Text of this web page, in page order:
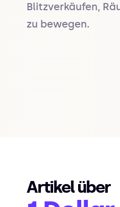
Blitzverkäufen,
zu bewegen.
Artikel über